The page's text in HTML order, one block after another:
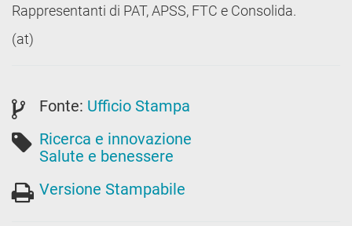
Rappresentanti di PAT, APSS, FTC e Consolida.
(at)
Fonte: Ufficio Stampa
Ricerca e innovazione
Salute e benessere
Versione Stampabile